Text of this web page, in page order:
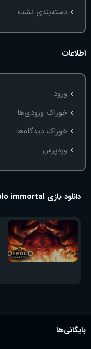
دسته‌بندی نشده
اطلاعات
ورود
خوراک ورودی‌ها
خوراک دیدگاه‌ها
وردپرس
دانلود بازی diablo immortal
بایگانی‌ها